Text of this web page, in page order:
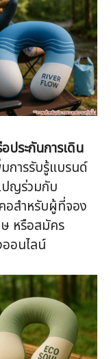
ประกันการเดิน
การรับรู้แบรนด์
ปญร่วมกับ
อสำหรับผู้ที่จอง
ษ หรือสมัคร
ออนไลน์